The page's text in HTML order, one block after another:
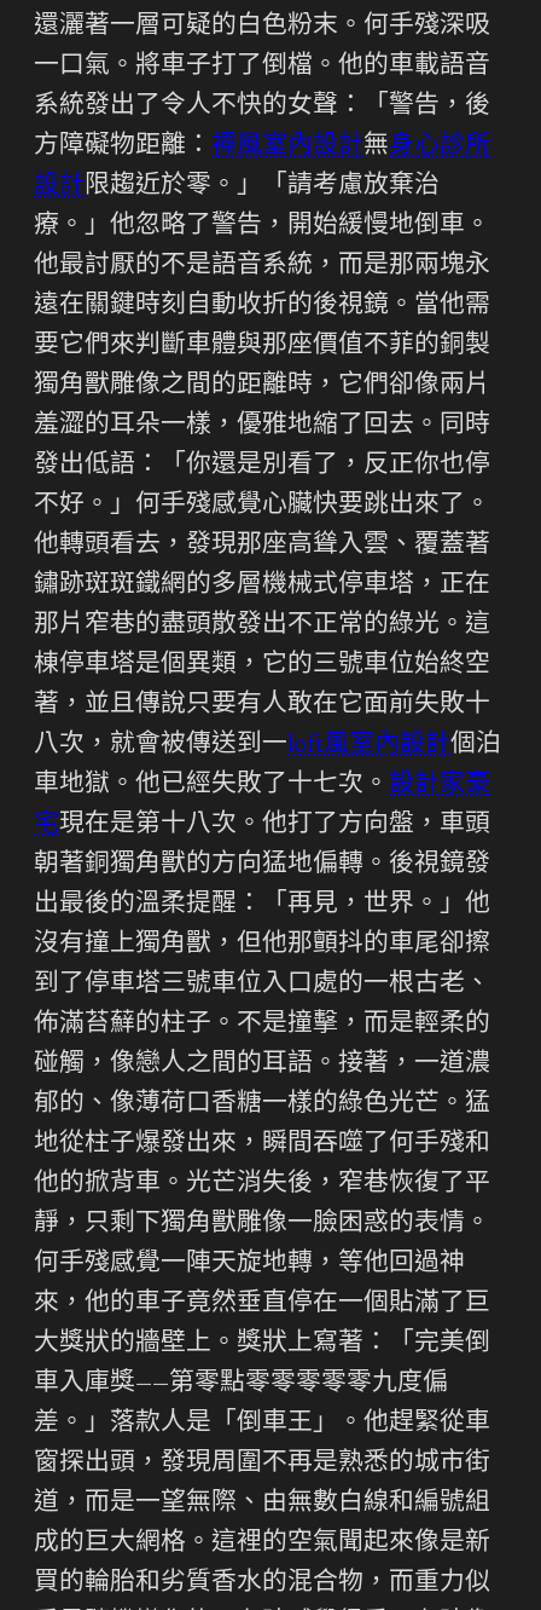
還灑著一層可疑的白色粉末。何手殘深吸
一口氣。將車子打了倒檔。他的車載語音
系統發出了令人不快的女聲：「警告，後
方障礙物距離： 禪風室內設計無身心診所
設計 限趨近於零。」「請考慮放棄治
療。」他忽略了警告，開始緩慢地倒車。
他最討厭的不是語音系統，而是那兩塊永
遠在關鍵時刻自動收折的後視鏡。當他需
要它們來判斷車體與那座價值不菲的銅製
獨角獸雕像之間的距離時，它們卻像兩片
羞澀的耳朵一樣，優雅地縮了回去。同時
發出低語：「你還是別看了，反正你也停
不好。」何手殘感覺心臟快要跳出來了。
他轉頭看去，發現那座高聳入雲、覆蓋著
鏽跡斑斑鐵網的多層機械式停車塔，正在
那片窄巷的盡頭散發出不正常的綠光。這
棟停車塔是個異類，它的三號車位始終空
著，並且傳說只要有人敢在它面前失敗十
八次，就會被傳送到一loft風室內設計個泊
車地獄。他已經失敗了十七次。 設計家豪
宅現在是第十八次。他打了方向盤，車頭
朝著銅獨角獸的方向猛地偏轉。後視鏡發
出最後的溫柔提醒：「再見，世界。」他
沒有撞上獨角獸，但他那顫抖的車尾卻擦
到了停車塔三號車位入口處的一根古老、
佈滿苔蘚的柱子。不是撞擊，而是輕柔的
碰觸，像戀人之間的耳語。接著，一道濃
郁的、像薄荷口香糖一樣的綠色光芒。猛
地從柱子爆發出來，瞬間吞噬了何手殘和
他的掀背車。光芒消失後，窄巷恢復了平
靜，只剩下獨角獸雕像一臉困惑的表情。
何手殘感覺一陣天旋地轉，等他回過神
來，他的車子竟然垂直停在一個貼滿了巨
大獎狀的牆壁上。獎狀上寫著：「完美倒
車入庫獎——第零點零零零零零九度偏
差。」落款人是「倒車王」。他趕緊從車
窗探出頭，發現周圍不再是熟悉的城市街
道，而是一望無際、由無數白線和編號組
成的巨大網格。這裡的空氣聞起來像是新
買的輪胎和劣質香水的混合物，而重力似